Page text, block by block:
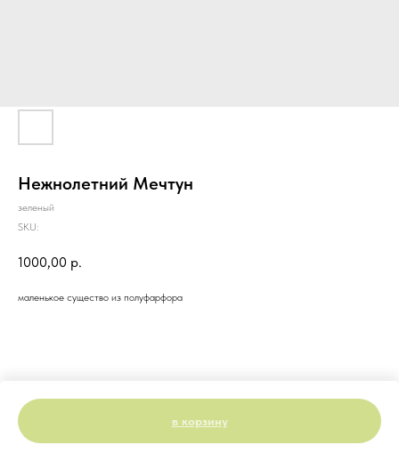
Нежнолетний Мечтун
зеленый
SKU:
1000,00 р.
в корзину
маленькое существо из полуфарфора